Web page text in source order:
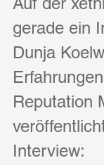
gerade ein
Dunja
Reputation
Interview: